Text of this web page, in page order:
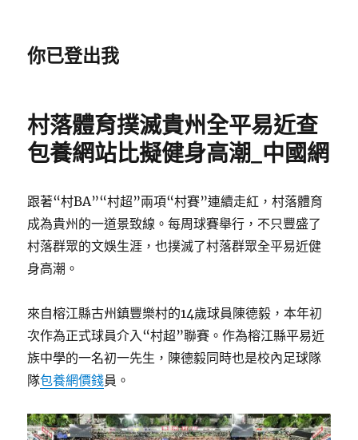
你已登出我
村落體育撲滅貴州全平易近查
包養網站比擬健身高潮_中國網
跟著“村BA”“村超”兩項“村賽”連續走紅，村落體育
成為貴州的一道景致線。每周球賽舉行，不只豐盛了
村落群眾的文娛生涯，也撲滅了村落群眾全平易近健
身高潮。
來自榕江縣古州鎮豐樂村的14歲球員陳德毅，本年初
次作為正式球員介入“村超”聯賽。作為榕江縣平易近
族中學的一名初一先生，陳德毅同時也是校內足球隊
隊包養網價錢員。